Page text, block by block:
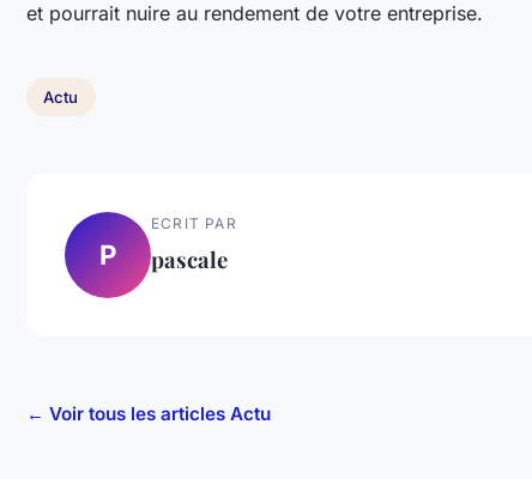
et pourrait nuire au rendement de votre entreprise.
Actu
P
ECRIT PAR
pascale
← Voir tous les articles Actu